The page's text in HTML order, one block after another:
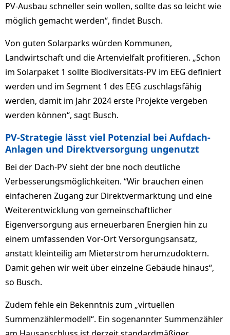
PV-Ausbau schneller sein wollen, sollte das so leicht wie
möglich gemacht werden“, findet Busch.
Von guten Solarparks würden Kommunen,
Landwirtschaft und die Artenvielfalt profitieren. „Schon
im Solarpaket 1 sollte Biodiversitäts-PV im EEG definiert
werden und im Segment 1 des EEG zuschlagsfähig
werden, damit im Jahr 2024 erste Projekte vergeben
werden können“, sagt Busch.
PV-Strategie lässt viel Potenzial bei Aufdach-
Anlagen und Direktversorgung ungenutzt
Bei der Dach-PV sieht der bne noch deutliche
Verbesserungsmöglichkeiten. “Wir brauchen einen
einfacheren Zugang zur Direktvermarktung und eine
Weiterentwicklung von gemeinschaftlicher
Eigenversorgung aus erneuerbaren Energien hin zu
einem umfassenden Vor-Ort Versorgungsansatz,
anstatt kleinteilig am Mieterstrom herumzudoktern.
Damit gehen wir weit über einzelne Gebäude hinaus“,
so Busch.
Zudem fehle ein Bekenntnis zum „virtuellen
Summenzählermodell“. Ein sogenannter Summenzähler